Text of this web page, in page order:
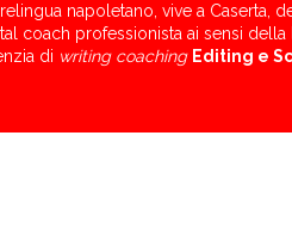
napoletano, vive a Caserta,
coach professionista ai sensi
di writing coaching Editing e